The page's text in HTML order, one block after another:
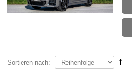
Sortieren nach: